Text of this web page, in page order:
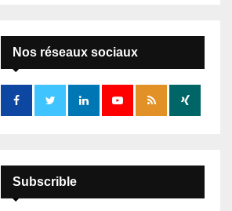
:
E
A
R
Nos réseaux sociaux
Subscrible